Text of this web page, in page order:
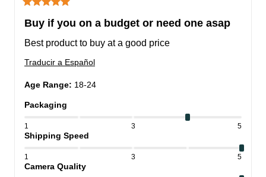
Buy if you on a budget or need one asap
Best product to buy at a good price
Traducir a Español
Age Range: 18-24
Packaging
1 3 5
Shipping Speed
1 3 5
Camera Quality